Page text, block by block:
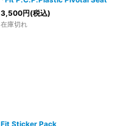
3,500円(税込)
在庫切れ
Fit Sticker Pack